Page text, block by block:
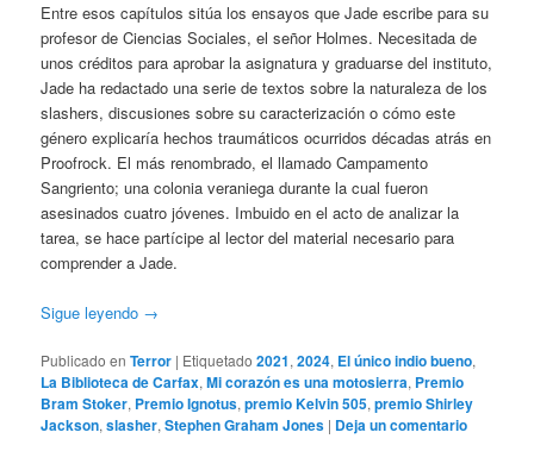
Entre esos capítulos sitúa los ensayos que Jade escribe para su
profesor de Ciencias Sociales, el señor Holmes. Necesitada de
unos créditos para aprobar la asignatura y graduarse del instituto,
Jade ha redactado una serie de textos sobre la naturaleza de los
slashers, discusiones sobre su caracterización o cómo este
género explicaría hechos traumáticos ocurridos décadas atrás en
Proofrock. El más renombrado, el llamado Campamento
Sangriento; una colonia veraniega durante la cual fueron
asesinados cuatro jóvenes. Imbuido en el acto de analizar la
tarea, se hace partícipe al lector del material necesario para
comprender a Jade.
Sigue leyendo →
Publicado en Terror | Etiquetado 2021,2024, El único indio bueno,
La Biblioteca de Carfax,Mi corazón es una motosierra, Premio
Bram Stoker, Premio Ignotus,premio Kelvin 505,premio Shirley
Jackson,slasher,Stephen Graham Jones | Deja un comentario